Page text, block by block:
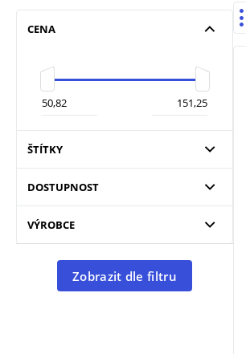
CENA
ŠTÍTKY
DOSTUPNOST
VÝROBCE
Zobrazit dle filtru